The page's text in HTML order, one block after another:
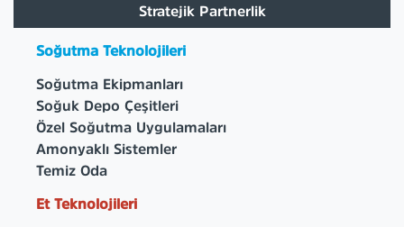
Stratejik Partnerlik
Soğutma Teknolojileri
Soğutma Ekipmanları
Soğuk Depo Çeşitleri
Özel Soğutma Uygulamaları
Amonyaklı Sistemler
Temiz Oda
Et Teknolojileri